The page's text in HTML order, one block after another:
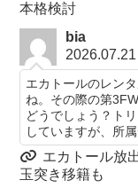
本格検討
bia
2026.07.21
エカトールのレン
ね。その際の第
どうでしょう？ト
していますが、所
エカトール放
玉突き移籍も